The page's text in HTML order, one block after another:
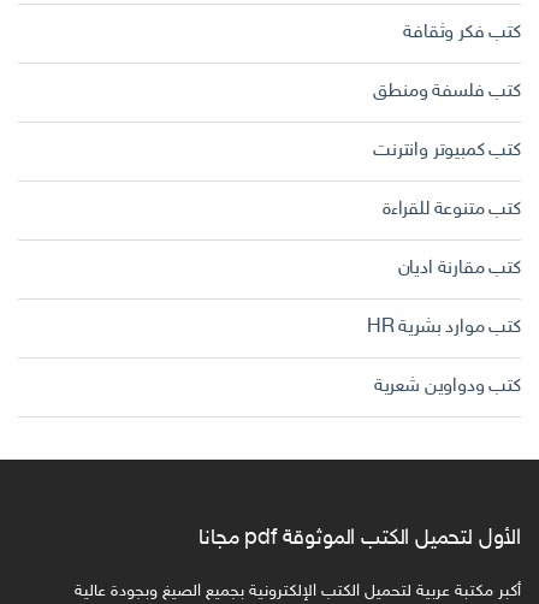
كتب فكر وثقافة
كتب فلسفة ومنطق
كتب كمبيوتر وانترنت
كتب متنوعة للقراءة
كتب مقارنة اديان
كتب موارد بشرية HR
كتب ودواوين شعرية
الأول لتحميل الكتب الموثوقة pdf مجانا
أكبر مكتبة عربية لتحميل الكتب الإلكترونية بجميع الصيغ وبجودة عالية